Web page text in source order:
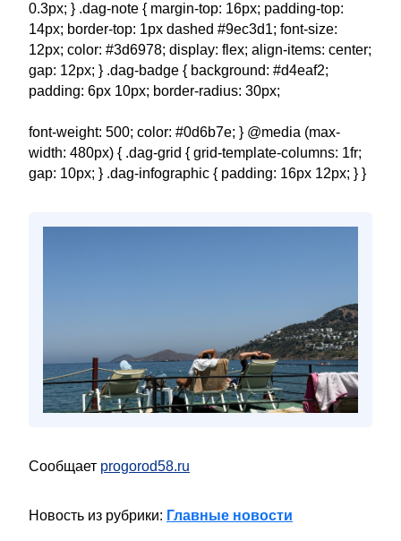
0.3px; } .dag-note { margin-top: 16px; padding-top:
14px; border-top: 1px dashed #9ec3d1; font-size:
12px; color: #3d6978; display: flex; align-items: center;
gap: 12px; } .dag-badge { background: #d4eaf2;
padding: 6px 10px; border-radius: 30px;
font-weight: 500; color: #0d6b7e; } @media (max-
width: 480px) { .dag-grid { grid-template-columns: 1fr;
gap: 10px; } .dag-infographic { padding: 16px 12px; } }
Сообщает progorod58.ru
Новость из рубрики: Главные новости